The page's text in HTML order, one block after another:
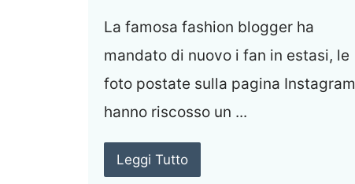
La famosa fashion blogger ha
mandato di nuovo i fan in estasi, le
foto postate sulla pagina Instagram
hanno riscosso un ...
Leggi Tutto